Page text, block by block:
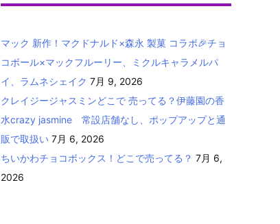
マック 新作！マクドナルド×森永 製菓 コラボ🎉チョ
コボール×マックフルーリー、ミクルキャラメルパ
イ、ラムネシェイク 7月 9, 2026
クレイジージャスミンどこで 売ってる？伊藤園の香
水crazy jasmine 常設店舗なし、ポップアップと通
販で取扱い 7月 6, 2026
ちいかわチョコボックス！どこで売ってる？ 7月 6,
2026